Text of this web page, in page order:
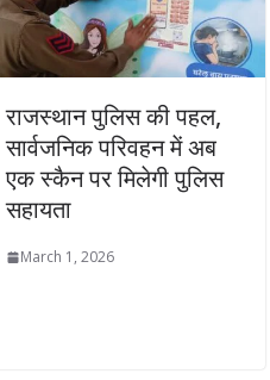
राजस्थान पुलिस की पहल,
सार्वजनिक परिवहन में अब
एक स्कैन पर मिलेगी पुलिस
सहायता
March 1, 2026